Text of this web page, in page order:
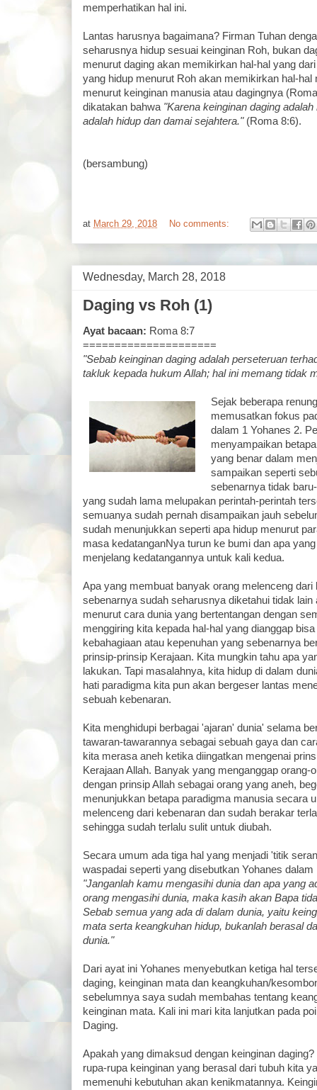
memperhatikan hal ini.
Lantas harusnya bagaimana? Firman Tuhan
seharusnya hidup sesuai keinginan Roh, bukan
menurut daging akan memikirkan hal-hal yang
yang hidup menurut Roh akan memikirkan hal-hal
menurut keinginan manusia atau dagingnya
dikatakan bahwa "Karena keinginan daging
adalah hidup dan damai sejahtera."(Roma 8:6).
(bersambung)
at March 29, 2018 No comments:
Wednesday, March 28, 2018
Daging vs Roh (1)
Ayat bacaan: Roma 8:7
=====================
"Sebab keinginan daging adalah perseteruan
takluk kepada hukum Allah; hal ini memang tidak
Sejak beberapa
memusatkan fokus
dalam 1 Yohanes 2.
menyampaikan
yang benar dalam
sampaikan seperti
sebenarnya tidak
yang sudah lama melupakan perintah-perintah
semuanya sudah pernah disampaikan jauh
sudah menunjukkan seperti apa hidup menurut
masa kedatanganNya turun ke bumi dan apa
menjelang kedatangannya untuk kali kedua.
Apa yang membuat banyak orang melenceng dari
sebenarnya sudah seharusnya diketahui tidak lain
menurut cara dunia yang bertentangan dengan
menggiring kita kepada hal-hal yang dianggap
kebahagiaan atau kepenuhan yang sebenarnya
prinsip-prinsip Kerajaan. Kita mungkin tahu apa
lakukan. Tapi masalahnya, kita hidup di dalam
hati paradigma kita pun akan bergeser lantas
sebuah kebenaran.
Kita menghidupi berbagai 'ajaran' dunia' selama
tawaran-tawarannya sebagai sebuah gaya dan
kita merasa aneh ketika diingatkan mengenai
Kerajaan Allah. Banyak yang menganggap orang-
dengan prinsip Allah sebagai orang yang aneh,
menunjukkan betapa paradigma manusia secara
melenceng dari kebenaran dan sudah berakar
sehingga sudah terlalu sulit untuk diubah.
Secara umum ada tiga hal yang menjadi 'titik
waspadai seperti yang disebutkan Yohanes
"Janganlah kamu mengasihi dunia dan apa yang
orang mengasihi dunia, maka kasih akan Bapa
Sebab semua yang ada di dalam dunia, yaitu
mata serta keangkuhan hidup, bukanlah berasal
dunia."
Dari ayat ini Yohanes menyebutkan ketiga hal
daging, keinginan mata dan keangkuhan/
sebelumnya saya sudah membahas tentang
keinginan mata. Kali ini mari kita lanjutkan pada
Daging.
Apakah yang dimaksud dengan keinginan
rupa-rupa keinginan yang berasal dari tubuh kita
memenuhi kebutuhan akan kenikmatannya.